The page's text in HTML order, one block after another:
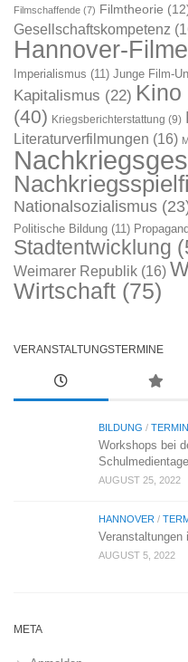
Filmschaffende (7) Filmtheorie
Gesellschaftskompetenz
Hannover-Filme
Imperialismus (11) Junge Film-
Kapitalismus (22) Kino
(40) Kriegsberichterstattung (9)
Literaturverfilmungen (16)
Nationalsozialismus
Politische Bildung (11)
Stadtentwicklung
Weimarer Republik (16)
Wirtschaft (75)
VERANSTALTUNGSTERMINE
BILDUNG /
Workshops bei
AUGUST 25, 2022
HANNOVER /
Veranstaltungen
AUGUST 5, 2022
META